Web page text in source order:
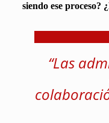
siendo ese proceso?
“Las